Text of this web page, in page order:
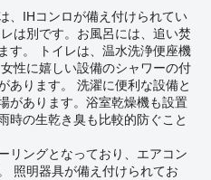
、IHコンロが備え付けられてい
は別です。お風呂には、追い焚
す。 トイレは、温水洗浄便座機
性に嬉しい設備のシャワーの付
あります。 洗濯に便利な設備と
があります。浴室乾燥機も設置
時の生乾き臭も比較的防ぐこと
リングとなっており、エアコン
照明器具が備え付けられてお